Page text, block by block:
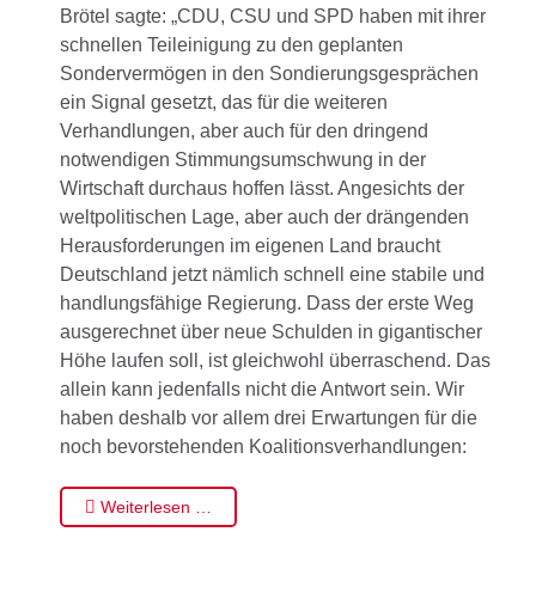
Brötel sagte: „CDU, CSU und SPD haben mit ihrer
schnellen Teileinigung zu den geplanten
Sondervermögen in den Sondierungsgesprächen
ein Signal gesetzt, das für die weiteren
Verhandlungen, aber auch für den dringend
notwendigen Stimmungsumschwung in der
Wirtschaft durchaus hoffen lässt. Angesichts der
weltpolitischen Lage, aber auch der drängenden
Herausforderungen im eigenen Land braucht
Deutschland jetzt nämlich schnell eine stabile und
handlungsfähige Regierung. Dass der erste Weg
ausgerechnet über neue Schulden in gigantischer
Höhe laufen soll, ist gleichwohl überraschend. Das
allein kann jedenfalls nicht die Antwort sein. Wir
haben deshalb vor allem drei Erwartungen für die
noch bevorstehenden Koalitionsverhandlungen:
Weiterlesen …